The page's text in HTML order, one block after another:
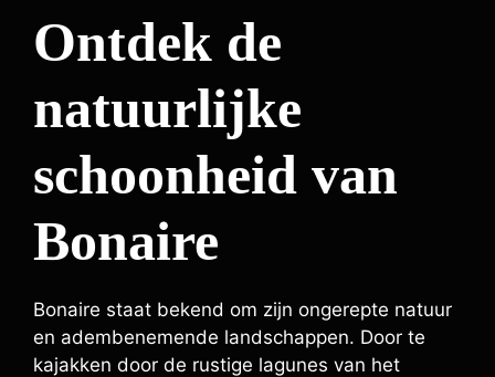
Ontdek de
natuurlijke
schoonheid van
Bonaire
Bonaire staat bekend om zijn ongerepte natuur
en adembenemende landschappen. Door te
kajakken door de rustige lagunes van het